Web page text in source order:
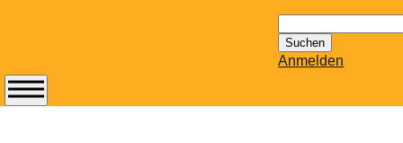
nach:
Anmelden
Abonnieren Sie den